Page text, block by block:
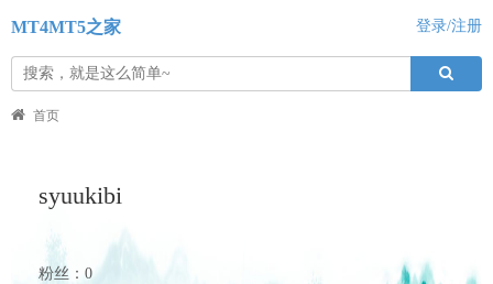
MT4MT5之家 登录/注册
首页
syuukibi
粉丝：0